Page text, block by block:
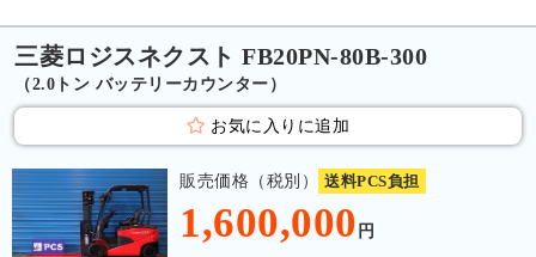
三菱ロジスネクスト FB20PN-80B-300
（2.0トン バッテリーカウンター）
お気に入りに追加
販売価格（税別） 送料PCS負担
1,600,000 円